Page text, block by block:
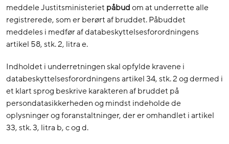
meddele Justitsministeriet påbudom at underrette alle
registrerede, som er berørt af bruddet. Påbuddet
meddeles i medfør af databeskyttelsesforordningens
artikel 58, stk. 2, litra e.
Indholdet i underretningen skal opfylde kravene i
databeskyttelsesforordningens artikel 34, stk. 2 og dermed i
et klart sprog beskrive karakteren af bruddet på
persondatasikkerheden og mindst indeholde de
oplysninger og foranstaltninger, der er omhandlet i artikel
33, stk. 3, litra b, c og d.